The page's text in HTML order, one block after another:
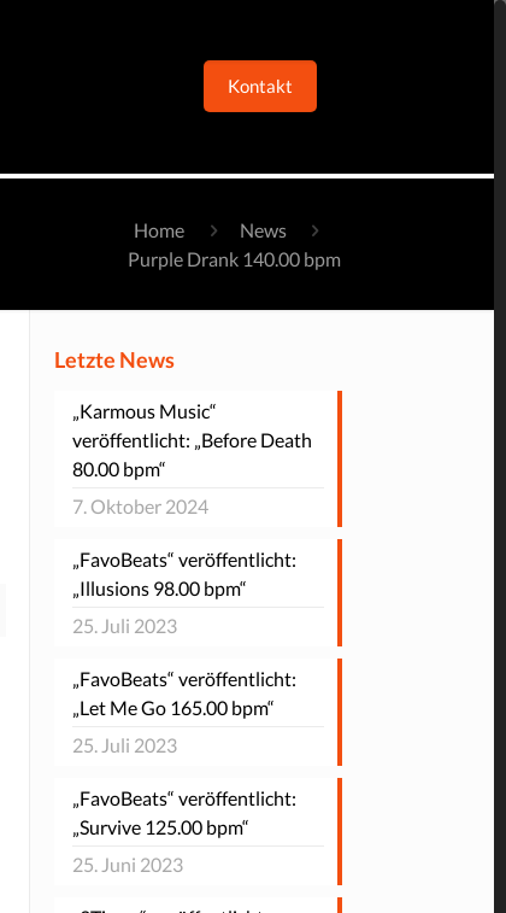
Kontakt
Home
News
Purple Drank 140.00 bpm
Letzte News
„Karmous Music“
veröffentlicht: „Before Death
80.00 bpm“
7. Oktober 2024
„FavoBeats“ veröffentlicht:
„Illusions 98.00 bpm“
25. Juli 2023
„FavoBeats“ veröffentlicht:
„Let Me Go 165.00 bpm“
25. Juli 2023
„FavoBeats“ veröffentlicht:
„Survive 125.00 bpm“
25. Juni 2023